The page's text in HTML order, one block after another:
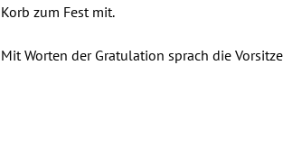
Korb zum Fest mit.
Mit Worten der Gratulation sprach die